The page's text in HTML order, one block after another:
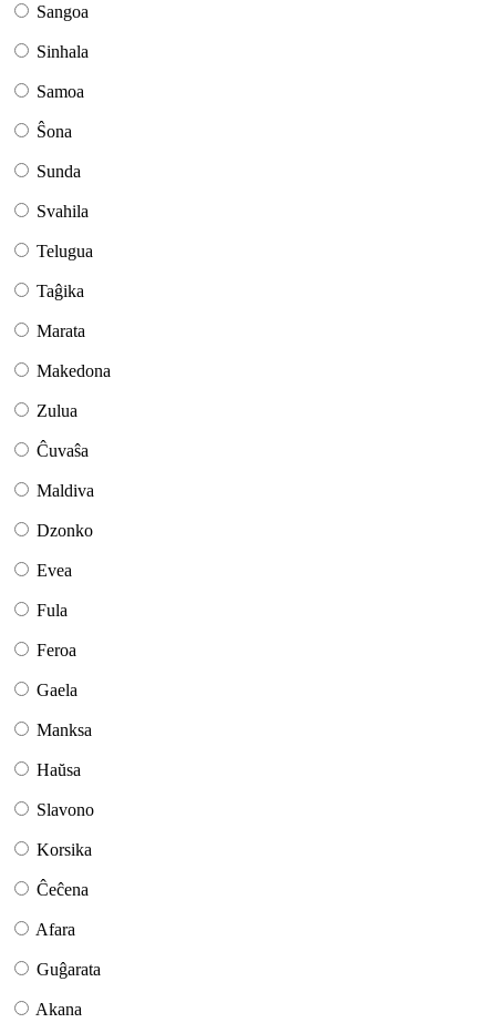
Sangoa
Sinhala
Samoa
Ŝona
Sunda
Svahila
Telugua
Taĝika
Marata
Makedona
Zulua
Ĉuvaŝa
Maldiva
Dzonko
Evea
Fula
Feroa
Gaela
Manksa
Haŭsa
Slavono
Korsika
Ĉeĉena
Afara
Guĝarata
Akana